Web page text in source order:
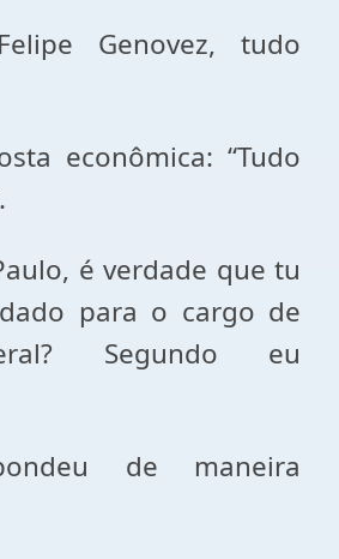
Genovez, tudo
econômica: “Tudo
é verdade que tu
para o cargo de
Segundo eu
de maneira